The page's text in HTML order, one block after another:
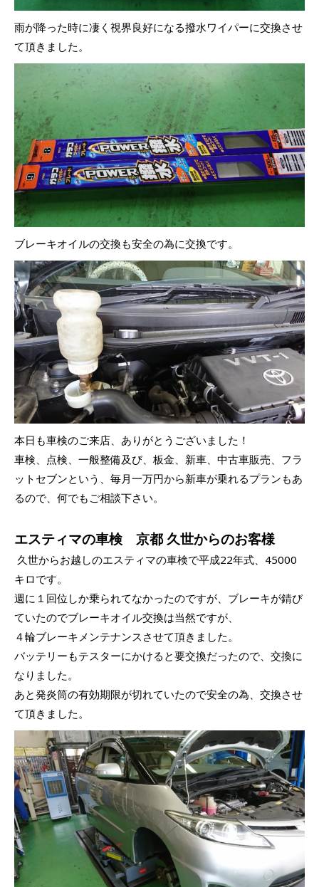
雨が降った時に凄く視界良好になる撥水ワイパーに交換させ
て頂きました。
ブレーキオイルの交換も安全の為に交換です。
本日も車検のご来店、ありがとうございました！
車検、点検、一般整備及び、板金、新車、中古車販売、フラ
ットセブンという、毎月一万円から新車が乗れるプランもあ
るので、何でもご相談下さい。
エスティマの車検 京都 久世からのお客様
久世からお越しのエスティマの車検で平成22年式、45000
キロです。
週に１回位しか乗られてなかったのですが、ブレーキが錆び
ていたのでブレーキオイル交換は当然ですが、
４輪ブレーキメンテナンスさせて頂きました。
バッテリーもテスターにかけると要交換だったので、交換に
なりました。
あと発炎筒の有効期限が切れていたので安全の為、交換させ
て頂きました。